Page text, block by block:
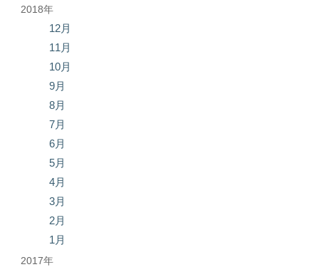
2018年
12月
11月
10月
9月
8月
7月
6月
5月
4月
3月
2月
1月
2017年